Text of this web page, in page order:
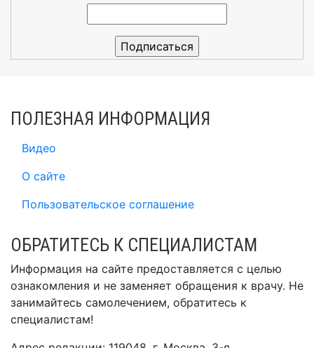
ПОЛЕЗНАЯ ИНФОРМАЦИЯ
Видео
О сайте
Пользовательское соглашение
ОБРАТИТЕСЬ К СПЕЦИАЛИСТАМ
Информация на сайте предоставляется с целью
ознакомления и не заменяет обращения к врачу. Не
занимайтесь самолечением, обратитесь к
специалистам!